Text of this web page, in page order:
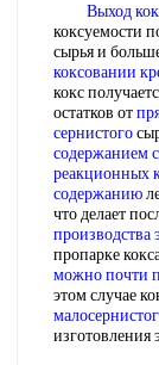
Выход
коксуемости
сырья и
коксовании
кокс
остатков от
сернистого
содержанием
реакционных
содержанию
что делает
производства
пропарке
можнопочти
этом случае
изготовления